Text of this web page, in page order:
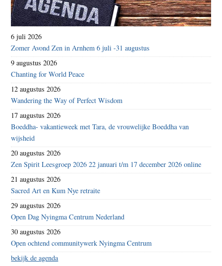
6 juli 2026
Zomer Avond Zen in Arnhem 6 juli -31 augustus
9 augustus 2026
Chanting for World Peace
12 augustus 2026
Wandering the Way of Perfect Wisdom
17 augustus 2026
Boeddha- vakantieweek met Tara, de vrouwelijke Boeddha van
wijsheid
20 augustus 2026
Zen Spirit Leesgroep 2026 22 januari t/m 17 december 2026 online
21 augustus 2026
Sacred Art en Kum Nye retraite
29 augustus 2026
Open Dag Nyingma Centrum Nederland
30 augustus 2026
Open ochtend communitywerk Nyingma Centrum
bekijk de agenda